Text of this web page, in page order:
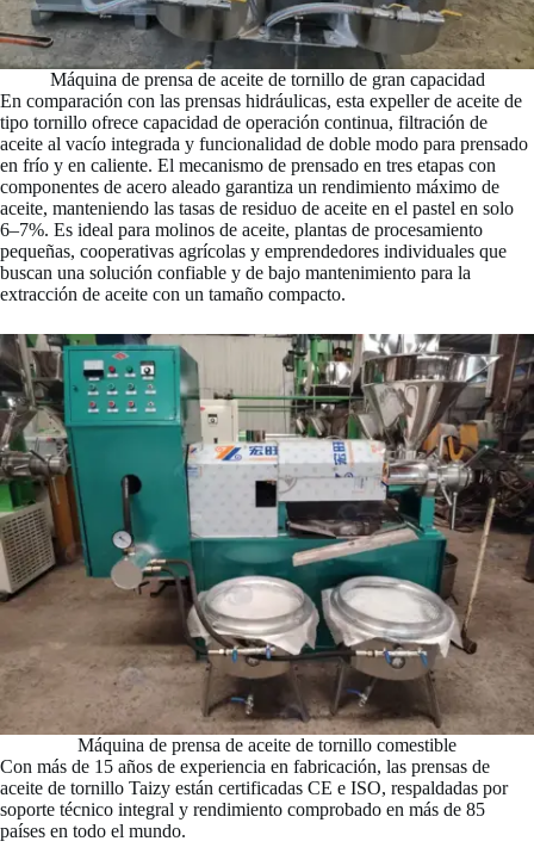
Máquina de prensa de aceite de tornillo de gran capacidad
En comparación con las prensas hidráulicas, esta expeller de aceite de
tipo tornillo ofrece capacidad de operación continua, filtración de
aceite al vacío integrada y funcionalidad de doble modo para prensado
en frío y en caliente. El mecanismo de prensado en tres etapas con
componentes de acero aleado garantiza un rendimiento máximo de
aceite, manteniendo las tasas de residuo de aceite en el pastel en solo
6–7%. Es ideal para molinos de aceite, plantas de procesamiento
pequeñas, cooperativas agrícolas y emprendedores individuales que
buscan una solución confiable y de bajo mantenimiento para la
extracción de aceite con un tamaño compacto.
Máquina de prensa de aceite de tornillo comestible
Con más de 15 años de experiencia en fabricación, las prensas de
aceite de tornillo Taizy están certificadas CE e ISO, respaldadas por
soporte técnico integral y rendimiento comprobado en más de 85
países en todo el mundo.